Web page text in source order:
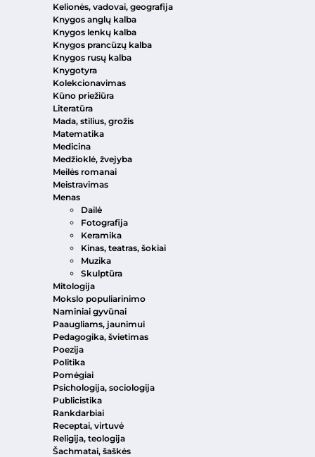
Kelionės, vadovai, geografija
Knygos anglų kalba
Knygos lenkų kalba
Knygos prancūzų kalba
Knygos rusų kalba
Knygotyra
Kolekcionavimas
Kūno priežiūra
Literatūra
Mada, stilius, grožis
Matematika
Medicina
Medžioklė, žvejyba
Meilės romanai
Meistravimas
Menas
Dailė
Fotografija
Keramika
Kinas, teatras, šokiai
Muzika
Skulptūra
Mitologija
Mokslo populiarinimo
Naminiai gyvūnai
Paaugliams, jaunimui
Pedagogika, švietimas
Poezija
Politika
Pomėgiai
Psichologija, sociologija
Publicistika
Rankdarbiai
Receptai, virtuvė
Religija, teologija
Šachmatai, šaškės